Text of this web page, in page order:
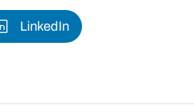
LinkedIn